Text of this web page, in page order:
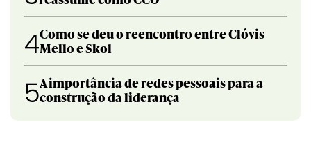
4Como se deu o reencontro entre Clóvis
Mello e Skol
5A importância de redes pessoais para a
construção da liderança